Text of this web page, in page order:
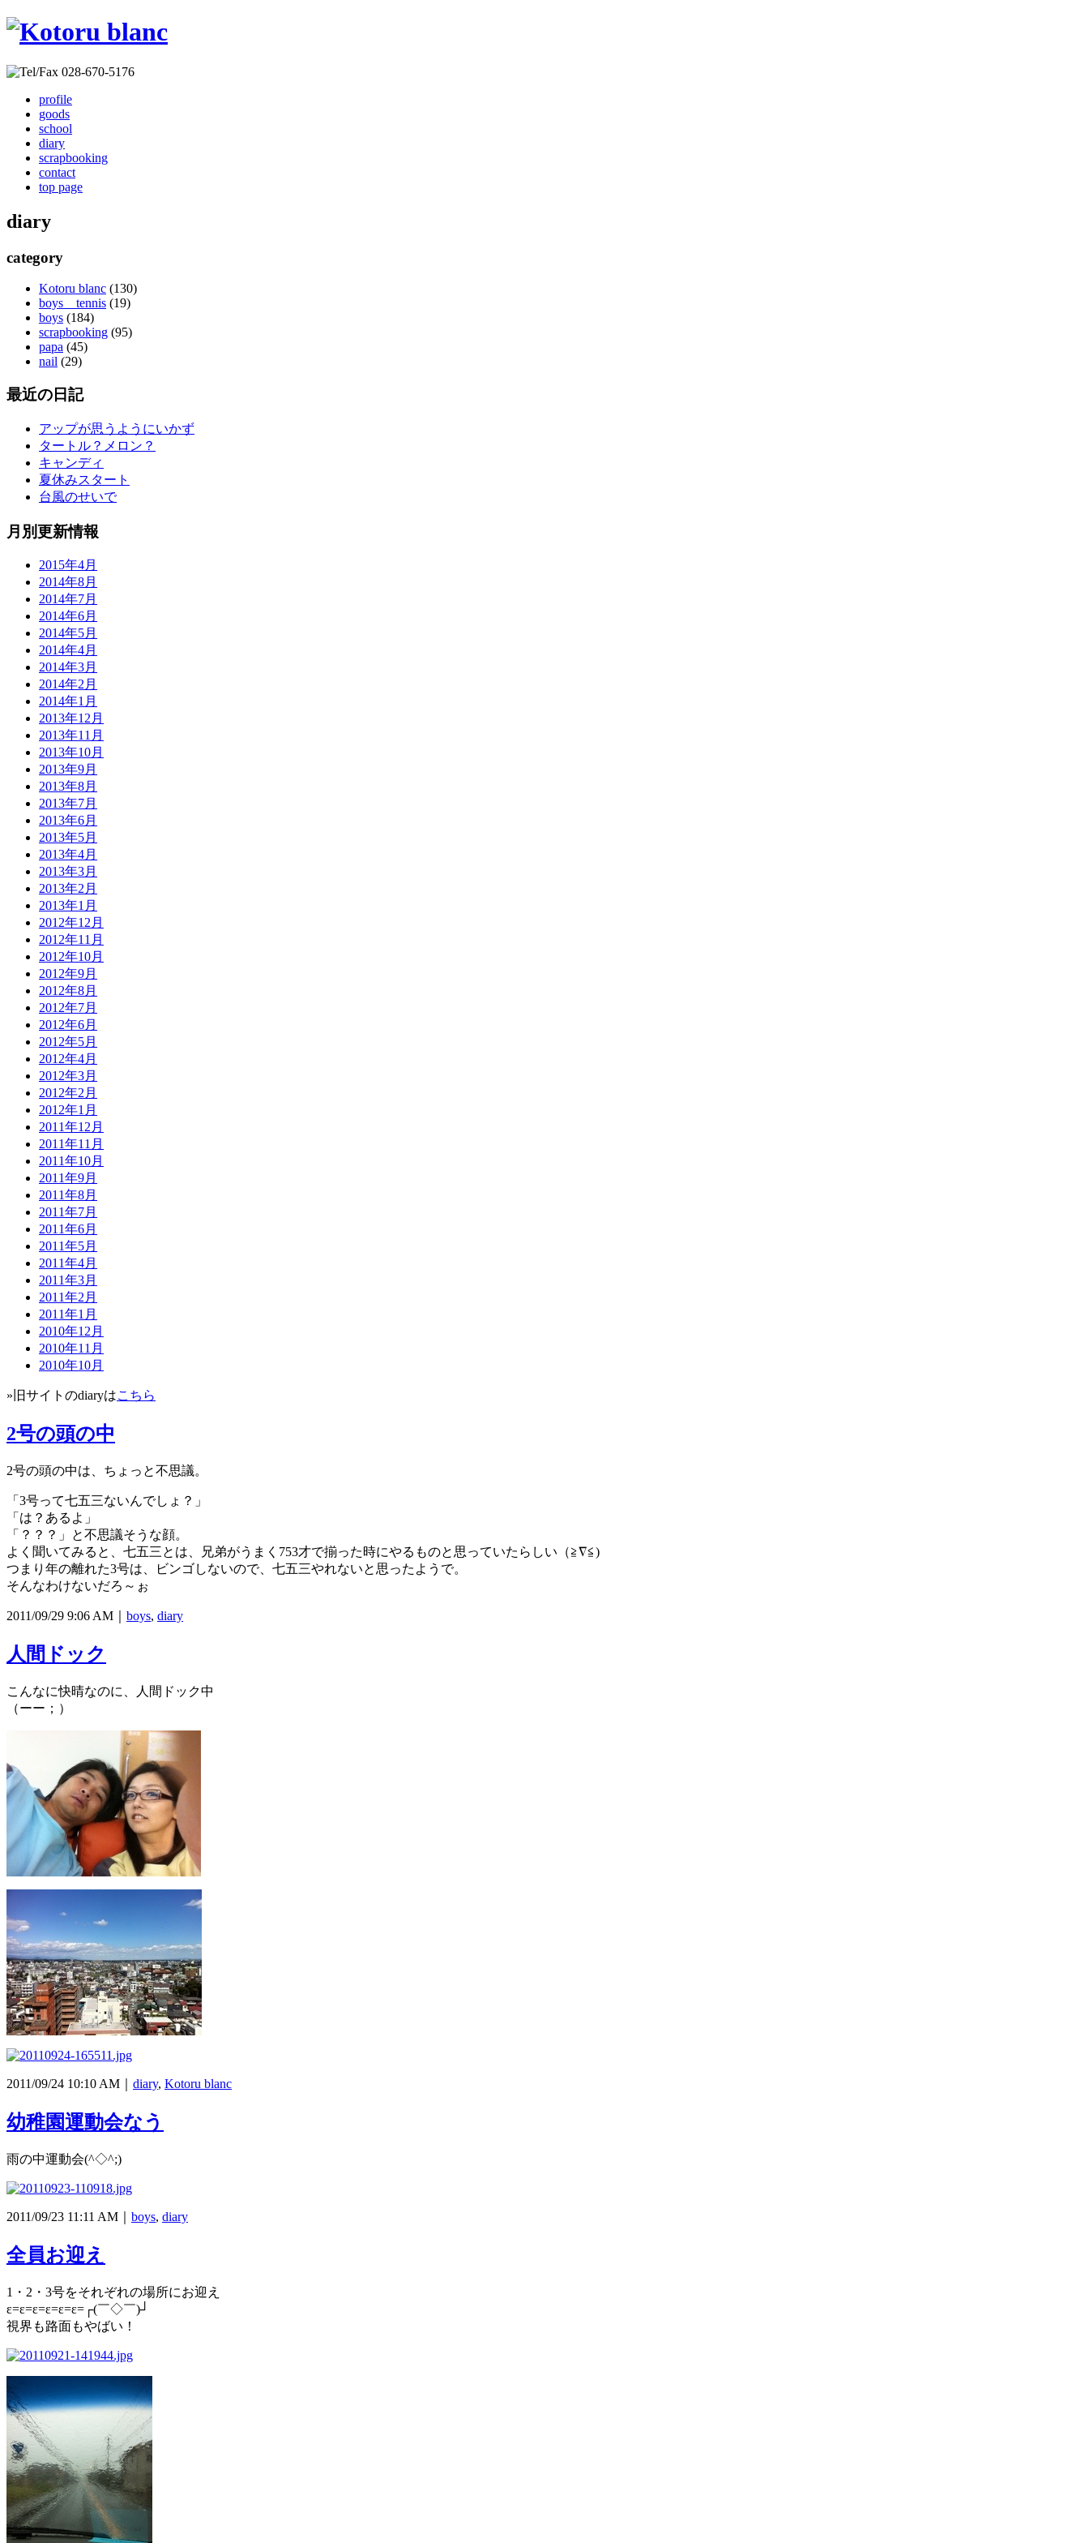
profile
goods
school
diary
scrapbooking
contact
top page
diary
category
Kotoru blanc (130)
boys tennis (19)
boys (184)
scrapbooking (95)
papa (45)
nail (29)
最近の日記
アップが思うようにいかず
タートル？メロン？
キャンディ
夏休みスタート
台風のせいで
月別更新情報
2015年4月
2014年8月
2014年7月
2014年6月
2014年5月
2014年4月
2014年3月
2014年2月
2014年1月
2013年12月
2013年11月
2013年10月
2013年9月
2013年8月
2013年7月
2013年6月
2013年5月
2013年4月
2013年3月
2013年2月
2013年1月
2012年12月
2012年11月
2012年10月
2012年9月
2012年8月
2012年7月
2012年6月
2012年5月
2012年4月
2012年3月
2012年2月
2012年1月
2011年12月
2011年11月
2011年10月
2011年9月
2011年8月
2011年7月
2011年6月
2011年5月
2011年4月
2011年3月
2011年2月
2011年1月
2010年12月
2010年11月
2010年10月
»旧サイトのdiaryはこちら
2号の頭の中
2号の頭の中は、ちょっと不思議。
「3号って七五三ないんでしょ？」
「は？あるよ」
「？？？」と不思議そうな顔。
よく聞いてみると、七五三とは、兄弟がうまく753才で揃った時にやるものと思っていたらしい（≧∇≦)
つまり年の離れた3号は、ビンゴしないので、七五三やれないと思ったようで。
そんなわけないだろ～ぉ
2011/09/29 9:06 AM｜ boys, diary
人間ドック
こんなに快晴なのに、人間ドック中
（ーー；）
2011/09/24 10:10 AM｜ diary, Kotoru blanc
幼稚園運動会なう
雨の中運動会(^◇^;)
2011/09/23 11:11 AM｜ boys, diary
全員お迎え
1・2・3号をそれぞれの場所にお迎え
ε=ε=ε=ε=ε=ε=┌(￣◇￣)┘
視界も路面もやばい！